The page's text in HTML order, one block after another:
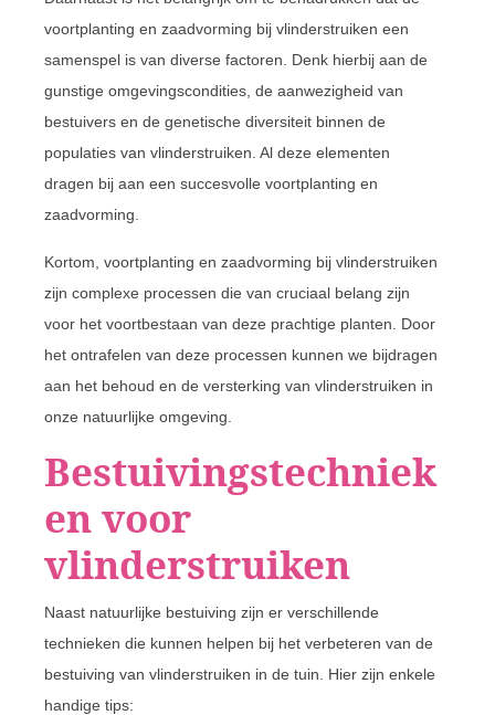
voortplanting en zaadvorming bij vlinderstruiken een
samenspel is van diverse factoren. Denk hierbij aan de
gunstige omgevingscondities, de aanwezigheid van
bestuivers en de genetische diversiteit binnen de
populaties van vlinderstruiken. Al deze elementen
dragen bij aan een succesvolle voortplanting en
zaadvorming.
Kortom, voortplanting en zaadvorming bij vlinderstruiken
zijn complexe processen die van cruciaal belang zijn
voor het voortbestaan van deze prachtige planten. Door
het ontrafelen van deze processen kunnen we bijdragen
aan het behoud en de versterking van vlinderstruiken in
onze natuurlijke omgeving.
Bestuivingstechniek
en voor
vlinderstruiken
Naast natuurlijke bestuiving zijn er verschillende
technieken die kunnen helpen bij het verbeteren van de
bestuiving van vlinderstruiken in de tuin. Hier zijn enkele
handige tips: